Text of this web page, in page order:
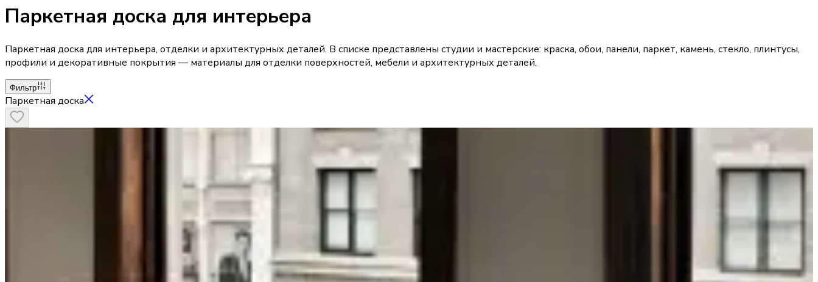
Паркетная доска для интерьера
Паркетная доска для интерьера, отделки и архитектурных деталей. В списке представлены студии и мастерские: краска, обои, панели, паркет, камень, стекло, плинтусы,
профили и декоративные покрытия — материалы для отделки поверхностей, мебели и архитектурных деталей.
Фильтр
Паркетная доска